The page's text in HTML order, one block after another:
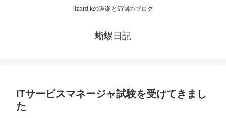
lizard.kの道楽と節制のブログ
蜥蜴日記
ITサービスマネージャ試験を受けてきまし
た